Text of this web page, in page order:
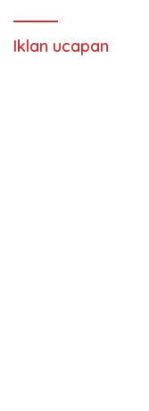
Iklan ucapan